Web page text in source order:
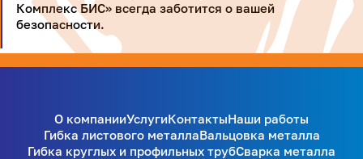
Комплекс БИС» всегда заботится о вашей
безопасности.
О компанииУслугиКонтактыНаши работы
Гибка листового металлаВальцовка металла
Гибка круглых и профильных трубСварка металла